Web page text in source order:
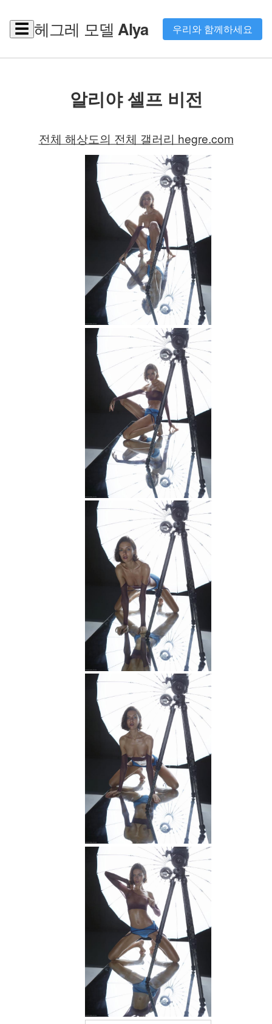
☰ 헤그레 모델 Alya 우리와 함께하세요
알리야 셀프 비전
전체 해상도의 전체 갤러리 hegre.com